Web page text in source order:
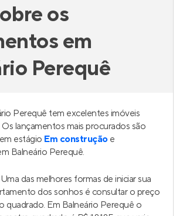
os
em
Perequê
Perequê tem excelentes imóveis
lançamentos mais procurados são
estágio Em construçãoe
Balneário Perequê.
das melhores formas de iniciar sua
dos sonhos é consultar o preço
quadrado. Em Balneário Perequê o